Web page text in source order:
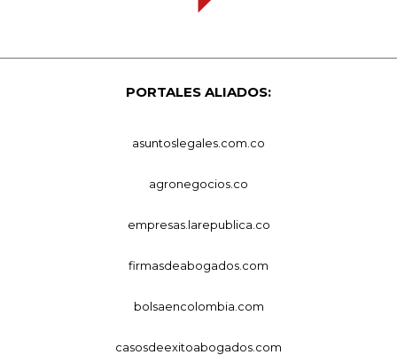
PORTALES ALIADOS:
asuntoslegales.com.co
agronegocios.co
empresas.larepublica.co
firmasdeabogados.com
bolsaencolombia.com
casosdeexitoabogados.com